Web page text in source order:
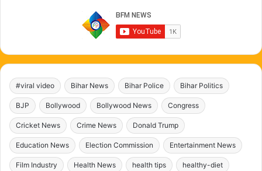
#viral video Bihar News Bihar Police Bihar Politics
BJP Bollywood Bollywood News Congress
Cricket News Crime News Donald Trump
Education News Election Commission Entertainment News
Film Industry Health News health tips healthy-diet